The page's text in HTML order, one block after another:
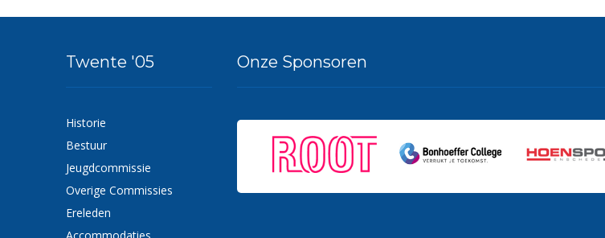
Twente '05
Historie
Bestuur
Jeugdcommissie
Overige Commissies
Ereleden
Onze Sponsoren